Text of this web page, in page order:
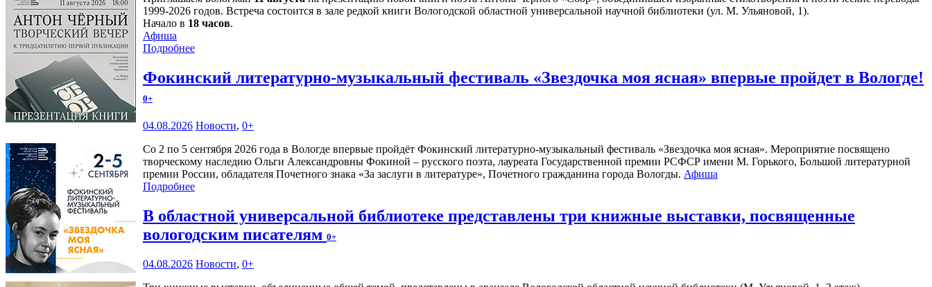
1999-2026 годов. Встреча состоится в зале редкой книги Вологодской областной универсальной научной библиотеки (ул. М. Ульяновой, 1).
Начало в 18 часов.
Афиша
Подробнее
Фокинский литературно-музыкальный фестиваль «Звездочка моя ясная» впервые пройдет в Вологде!
0+
04.08.2026 Новости, 0+
Со 2 по 5 сентября 2026 года в Вологде впервые пройдёт Фокинский литературно-музыкальный фестиваль «Звездочка моя ясная». Мероприятие посвящено
творческому наследию Ольги Александровны Фокиной – русского поэта, лауреата Государственной премии РСФСР имени М. Горького, Большой литературной
премии России, обладателя Почетного знака «За заслуги в литературе», Почетного гражданина города Вологды. Афиша
Подробнее
В областной универсальной библиотеке представлены три книжные выставки, посвященные
вологодским писателям 0+
04.08.2026 Новости, 0+